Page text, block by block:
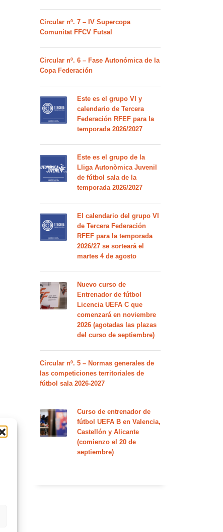
Circular nº. 7 – IV Supercopa
Comunitat FFCV Futsal
Circular nº. 6 – Fase Autonómica de la
Copa Federación
Este es el grupo VI y
calendario de Tercera
Federación RFEF para la
temporada 2026/2027
Este es el grupo de la
Lliga Autonòmica Juvenil
de fútbol sala de la
temporada 2026/2027
El calendario del grupo VI
de Tercera Federación
RFEF para la temporada
2026/27 se sorteará el
martes 4 de agosto
Nuevo curso de
Entrenador de fútbol
Licencia UEFA C que
comenzará en noviembre
2026 (agotadas las plazas
del curso de septiembre)
Circular nº. 5 – Normas generales de
las competiciones territoriales de
fútbol sala 2026-2027
Curso de entrenador de
fútbol UEFA B en Valencia,
Castellón y Alicante
(comienzo el 20 de
septiembre)